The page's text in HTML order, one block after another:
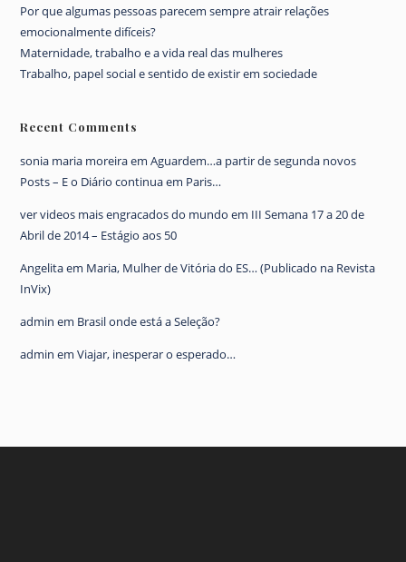
Por que algumas pessoas parecem sempre atrair relações
emocionalmente difíceis?
Maternidade, trabalho e a vida real das mulheres
Trabalho, papel social e sentido de existir em sociedade
Recent Comments
sonia maria moreiraemAguardem…a partir de segunda novos
Posts – E o Diário continua em Paris…
ver videos mais engracados do mundo em III Semana 17 a 20 de
Abril de 2014 – Estágio aos 50
Angelitaem Maria, Mulher de Vitória do ES… (Publicado na Revista
InVix)
admin em Brasil onde está a Seleção?
admin emViajar, inesperar o esperado…